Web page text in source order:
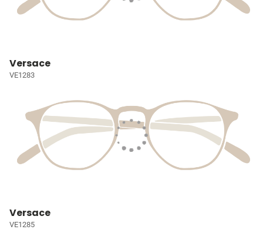
Versace
VE1283
Versace
VE1285